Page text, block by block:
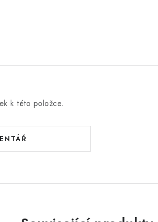
k této položce.